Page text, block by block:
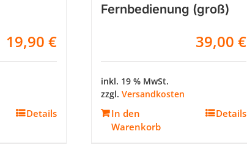
19,90 €
Details
Fernbedienung (groß)
39,00 €
inkl. 19 % MwSt.
zzgl. Versandkosten
In den
Warenkorb
Details